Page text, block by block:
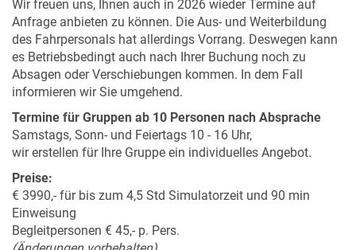
Wir freuen uns, Ihnen auch in 2026 wieder Termine auf
Anfrage anbieten zu können. Die Aus- und Weiterbildung
des Fahrpersonals hat allerdings Vorrang. Deswegen kann
es Betriebsbedingt auch nach Ihrer Buchung noch zu
Absagen oder Verschiebungen kommen. In dem Fall
informieren wir Sie umgehend.
Termine für Gruppen ab 10 Personen nach Absprache
Samstags, Sonn- und Feiertags 10 - 16 Uhr,
wir erstellen für Ihre Gruppe ein individuelles Angebot.
Preise:
€ 3990,- für bis zum 4,5 Std Simulatorzeit und 90 min
Einweisung
Begleitpersonen € 45,- p. Pers.